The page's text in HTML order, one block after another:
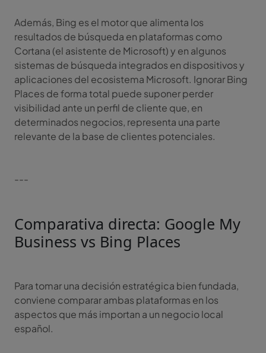
Además, Bing es el motor que alimenta los
resultados de búsqueda en plataformas como
Cortana (el asistente de Microsoft) y en algunos
sistemas de búsqueda integrados en dispositivos y
aplicaciones del ecosistema Microsoft. Ignorar Bing
Places de forma total puede suponer perder
visibilidad ante un perfil de cliente que, en
determinados negocios, representa una parte
relevante de la base de clientes potenciales.
---
Comparativa directa: Google My
Business vs Bing Places
Para tomar una decisión estratégica bien fundada,
conviene comparar ambas plataformas en los
aspectos que más importan a un negocio local
español.